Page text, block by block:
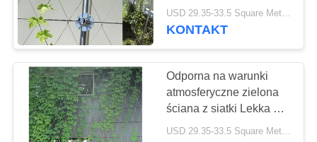
Siatka z drutu
balustradowego
32
drutu diamentowego dla
zielonych roślin
USD 29.35-33.5 Square Meters MOQ:10㎡
KONTAKT
Odporna na warunki
atmosferyczne zielona
ściana z siatki Lekka do
życia Zielona ściana
USD 29.35-33.5 Square Meters MOQ:10 metrów kwadratowych